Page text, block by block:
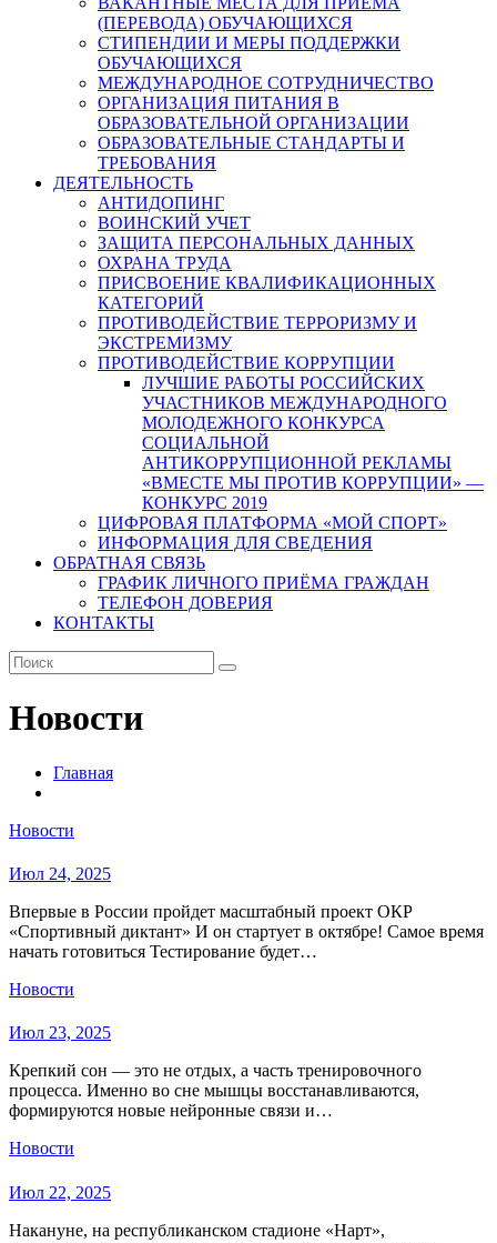
(ПЕРЕВОДА) ОБУЧАЮЩИХСЯ
СТИПЕНДИИ И МЕРЫ ПОДДЕРЖКИ
ОБУЧАЮЩИХСЯ
МЕЖДУНАРОДНОЕ СОТРУДНИЧЕСТВО
ОРГАНИЗАЦИЯ ПИТАНИЯ В
ОБРАЗОВАТЕЛЬНОЙ ОРГАНИЗАЦИИ
ОБРАЗОВАТЕЛЬНЫЕ СТАНДАРТЫ И
ТРЕБОВАНИЯ
ДЕЯТЕЛЬНОСТЬ
АНТИДОПИНГ
ВОИНСКИЙ УЧЕТ
ЗАЩИТА ПЕРСОНАЛЬНЫХ ДАННЫХ
ОХРАНА ТРУДА
ПРИСВОЕНИЕ КВАЛИФИКАЦИОННЫХ
КАТЕГОРИЙ
ПРОТИВОДЕЙСТВИЕ ТЕРРОРИЗМУ И
ЭКСТРЕМИЗМУ
ПРОТИВОДЕЙСТВИЕ КОРРУПЦИИ
ЛУЧШИЕ РАБОТЫ РОССИЙСКИХ
УЧАСТНИКОВ МЕЖДУНАРОДНОГО
МОЛОДЕЖНОГО КОНКУРСА
СОЦИАЛЬНОЙ
АНТИКОРРУПЦИОННОЙ РЕКЛАМЫ
«ВМЕСТЕ МЫ ПРОТИВ КОРРУПЦИИ» —
КОНКУРС 2019
ЦИФРОВАЯ ПЛАТФОРМА «МОЙ СПОРТ»
ИНФОРМАЦИЯ ДЛЯ СВЕДЕНИЯ
ОБРАТНАЯ СВЯЗЬ
ГРАФИК ЛИЧНОГО ПРИЁМА ГРАЖДАН
ТЕЛЕФОН ДОВЕРИЯ
КОНТАКТЫ
Новости
Главная
Новости
Июл 24, 2025
Впервые в России пройдет масштабный проект ОКР
«Спортивный диктант» И он стартует в октябре! Самое время
начать готовиться Тестирование будет…
Новости
Июл 23, 2025
Крепкий сон — это не отдых, а часть тренировочного
процесса. Именно во сне мышцы восстанавливаются,
формируются новые нейронные связи и…
Новости
Июл 22, 2025
Накануне, на республиканском стадионе «Нарт»,